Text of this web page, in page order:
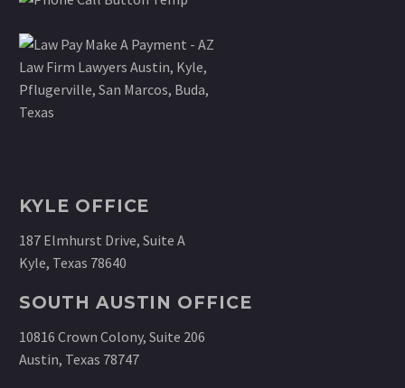
KYLE OFFICE
187 Elmhurst Drive, Suite A
Kyle, Texas 78640
SOUTH AUSTIN OFFICE
10816 Crown Colony, Suite 206
Austin, Texas 78747